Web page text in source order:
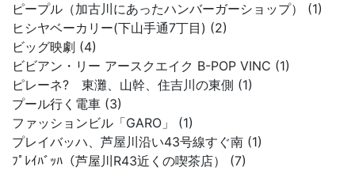
ピープル（加古川にあったハンバーガーショップ） (1)
ヒシヤベーカリー(下山手通7丁目) (2)
ビッグ映劇 (4)
ビビアン・リー アースクエイク B-POP VINC (1)
ピレーネ? 東灘、山幹、住吉川の東側 (1)
プール行く電車 (3)
ファッションビル「GARO」 (1)
プレイバッハ、芦屋川沿い43号線すぐ南 (1)
ﾌﾟﾚｲﾊﾞｯﾊ（芦屋川R43近くの喫茶店） (7)